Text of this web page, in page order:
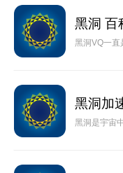
黑洞 百
黑洞VQ一直
黑洞加
黑洞是宇宙